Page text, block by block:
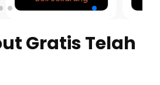
Gratis Telah